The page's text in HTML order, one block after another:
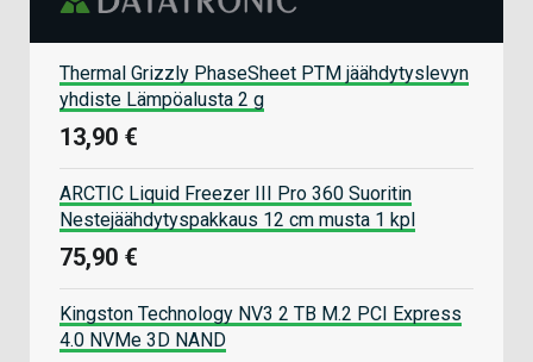
Thermal Grizzly PhaseSheet PTM jäähdytyslevyn
yhdiste Lämpöalusta 2 g
13,90 €
ARCTIC Liquid Freezer III Pro 360 Suoritin
Nestejäähdytyspakkaus 12 cm musta 1 kpl
75,90 €
Kingston Technology NV3 2 TB M.2 PCI Express
4.0 NVMe 3D NAND